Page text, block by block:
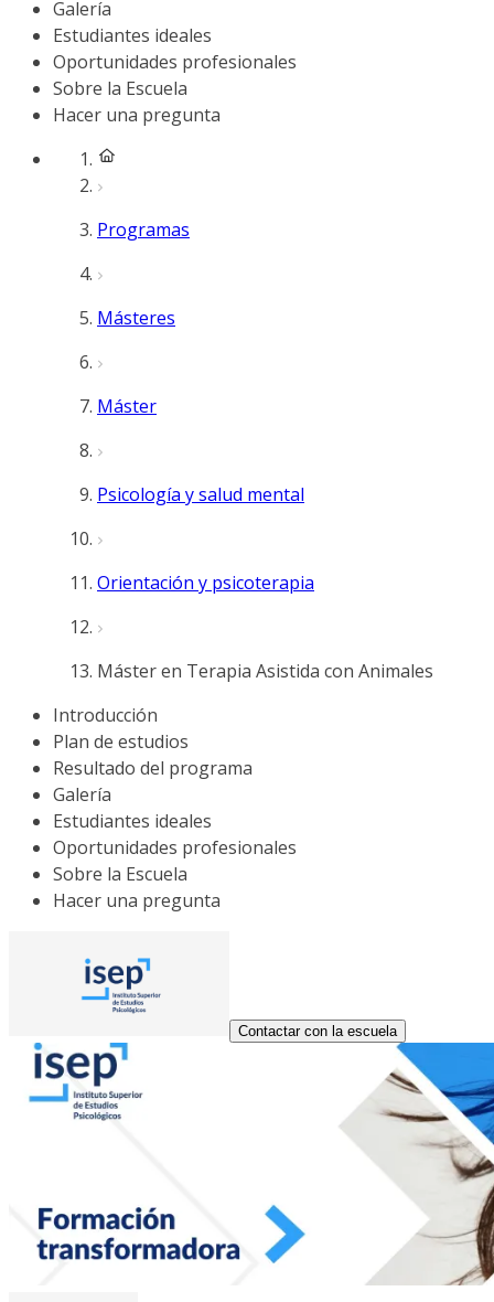
Galería
Estudiantes ideales
Oportunidades profesionales
Sobre la Escuela
Hacer una pregunta
Programas
Másteres
Máster
Psicología y salud mental
Orientación y psicoterapia
Máster en Terapia Asistida con Animales
Introducción
Plan de estudios
Resultado del programa
Galería
Estudiantes ideales
Oportunidades profesionales
Sobre la Escuela
Hacer una pregunta
Contactar con la escuela